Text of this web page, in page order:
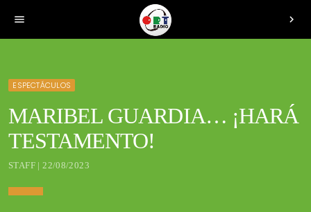
menu chevron_right
ESPECTÁCULOS
MARIBEL GUARDIA… ¡HARÁ
TESTAMENTO!
STAFF | 22/08/2023